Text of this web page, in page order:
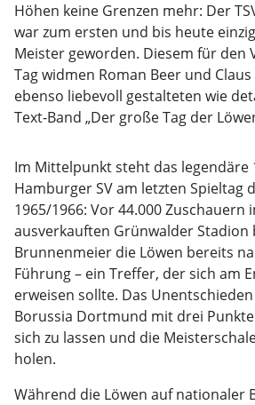
Höhen keine Grenzen mehr: Der
war zum ersten und bis heute
Meister geworden. Diesem für den
Tag widmen Roman Beer und
ebenso liebevoll gestalteten wie
Text-Band „Der große Tag der
Im Mittelpunkt steht das legendäre
Hamburger SV am letzten Spieltag
1965/1966: Vor 44.000 Zuschauern
ausverkauften Grünwalder Stadion
Brunnenmeier die Löwen bereits
Führung – ein Treffer, der sich am
erweisen sollte. Das
Borussia Dortmund mit drei
sich zu lassen und die
holen.
Während die Löwen auf nationaler